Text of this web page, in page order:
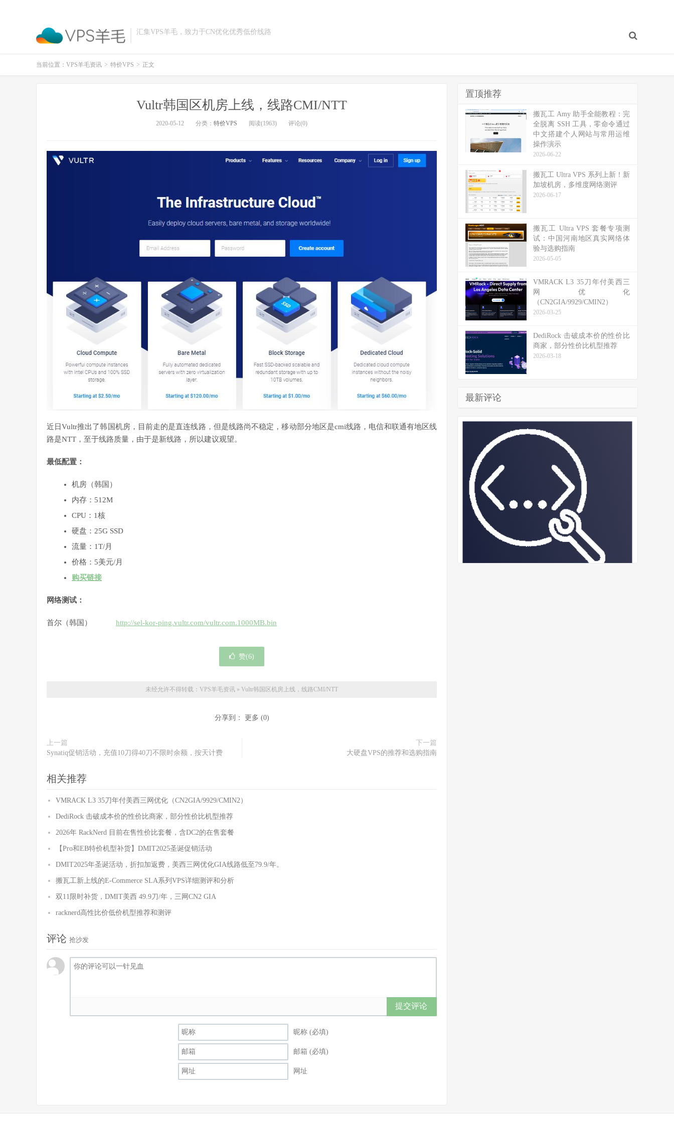
汇集VPS羊毛，致力于CN优化优秀低价线路
当前位置： VPS羊毛资讯 > 特价VPS > 正文
Vultr韩国区机房上线，线路CMI/NTT
2020-05-12 分类： 特价VPS 阅读(1963) 评论(0)
近日Vultr推出了韩国机房，目前走的是直连线路，但是线路尚不稳定，移动部分地区是cmi线路，电信和联通有地区线
路是NTT，至于线路质量，由于是新线路，所以建议观望。
最低配置：
机房（韩国）
内存：512M
CPU：1核
硬盘：25G SSD
流量：1T/月
价格：5美元/月
购买链接
网络测试：
首尔（韩国） http://sel-kor-ping.vultr.com/vultr.com.1000MB.bin
赞(6)
未经允许不得转载： VPS羊毛资讯 » Vultr韩国区机房上线，线路CMI/NTT
分享到： 更多 (0)
上一篇
Synatiq促销活动，充值10刀得40刀不限时余额，按天计费
下一篇
大硬盘VPS的推荐和选购指南
相关推荐
VMRACK L3 35刀年付美西三网优化（CN2GIA/9929/CMIN2）
DediRock 击破成本价的性价比商家，部分性价比机型推荐
2026年 RackNerd 目前在售性价比套餐，含DC2的在售套餐
【Pro和EB特价机型补货】DMIT2025圣诞促销活动
DMIT2025年圣诞活动，折扣加返费，美西三网优化GIA线路低至79.9/年。
搬瓦工新上线的E-Commerce SLA系列VPS详细测评和分析
双11限时补货，DMIT美西 49.9刀/年，三网CN2 GIA
racknerd高性比价低价机型推荐和测评
评论 抢沙发
提交评论
昵称 (必填)
邮箱 (必填)
网址
置顶推荐
搬瓦工 Amy 助手全能教程：完
全脱离 SSH 工具，零命令通过
中文搭建个人网站与常用运维
操作演示
2026-06-22
搬瓦工 Ultra VPS 系列上新！新
加坡机房，多维度网络测评
2026-06-17
搬瓦工 Ultra VPS 套餐专项测
试：中国河南地区真实网络体
验与选购指南
2026-05-05
VMRACK L3 35刀年付美西三
网优化
（CN2GIA/9929/CMIN2）
2026-03-25
DediRock 击破成本价的性价比
商家，部分性价比机型推荐
2026-03-18
最新评论